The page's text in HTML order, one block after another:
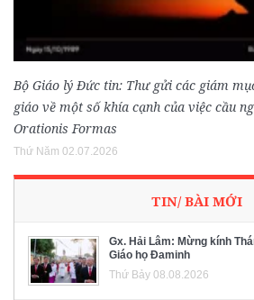
Bộ Giáo lý Đức tin: Thư gửi các giám
giáo về một số khía cạnh của việc cầu
Orationis Formas
Thứ Năm 02.07.2026
TIN/ BÀI MỚI
Gx. Hải Lâm: Mừng kính
Giáo họ Đaminh
Thứ Bảy 08.08.2026